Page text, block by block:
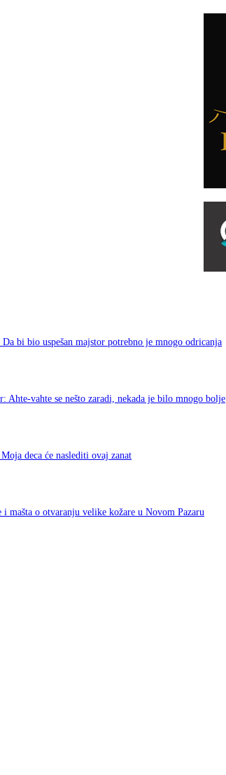
bi bio uspešan majstor potrebno je mnogo odricanja
vahte se nešto zaradi, nekada je bilo mnogo bolje
deca će naslediti ovaj zanat
mašta o otvaranju velike kožare u Novom Pazaru